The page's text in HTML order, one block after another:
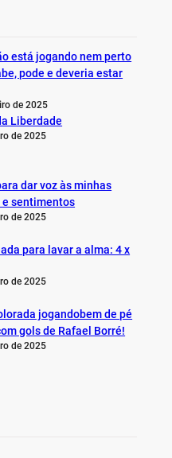
está jogando nem perto
pode e deveria estar
de 2025
Liberdade
de 2025
dar voz às minhas
e sentimentos
de 2025
para lavar a alma: 4 x
de 2025
jogandobem de pé
gols de Rafael Borré!
de 2025